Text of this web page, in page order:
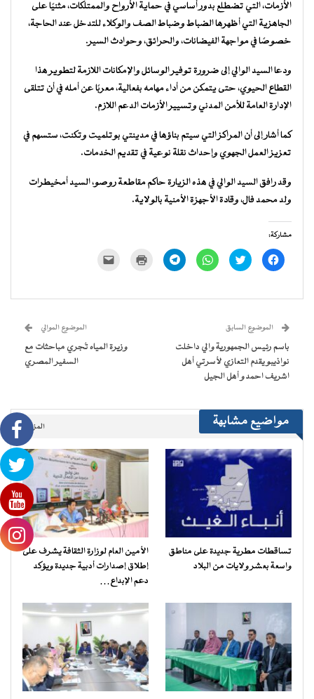
الأزمات، التي تضطلع بدور أساسي في حماية الأرواح والممتلكات، مثنيًا على
الجاهزية التي أظهرها الضباط وضباط الصف والوكلاء للتدخل عند الحاجة،
خصوصًا في مواجهة الفيضانات، والحرائق، وحوادث السير.
ودعا السيد الوالي إلى ضرورة توفير الوسائل والإمكانات اللازمة لتطوير هذا
القطاع الحيوي، حتى يتمكن من أداء مهامه بفعالية، معربًا عن أمله في أن تتلقى
الإدارة العامة للأمن المدني وتسيير الأزمات الدعم اللازم.
كما أشار إلى أن المراكز التي سيتم بناؤها في مدينتي بوتلميت وتكنت، ستسهم في
تعزيز العمل الجهوي وإحداث نقلة نوعية في تقديم الخدمات.
وقد رافق السيد الوالي في هذه الزيارة حاكم مقاطعة روصو، السيد أمخيطرات
ولد محمد فال، وقادة الأجهزة الأمنية بالولاية.
مشاركة:
انقر
للمشاركة
في
اضغط
للمشاركة
في
انقر
للمشاركة
في
انقر
للمشاركة
في
للطباعة
جديدة) الإلكتروني
نافذة
جديدة)
الموضوع السابق
باسم رئيس الجمهورية والي داخلت
نواذيبو يقدم التعازي لأسرتي أهل
اشريف احمد و أهل الجيل
الموضوع الموالي
وزيرة المياه تُجري مباحثات مع
السفير المصري
مواضيع مشابهة المزيد..
تساقطات مطرية جديدة على مناطق
واسعة بعشر ولايات من البلاد
الأمين العام لوزارة الثقافة يشرف على
إطلاق إصدارات أدبية جديدة ويؤكد
دعم الإبداع…